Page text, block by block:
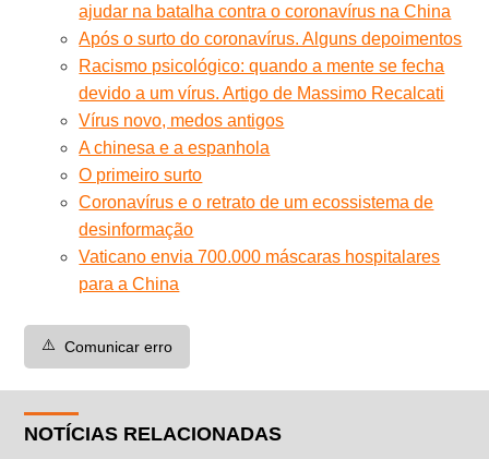
ajudar na batalha contra o coronavírus na China
Após o surto do coronavírus. Alguns depoimentos
Racismo psicológico: quando a mente se fecha
devido a um vírus. Artigo de Massimo Recalcati
Vírus novo, medos antigos
A chinesa e a espanhola
O primeiro surto
Coronavírus e o retrato de um ecossistema de
desinformação
Vaticano envia 700.000 máscaras hospitalares
para a China
⚠️ Comunicar erro
NOTÍCIAS RELACIONADAS